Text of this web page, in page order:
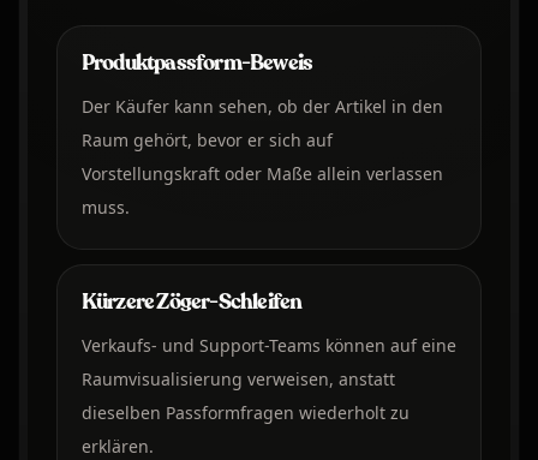
Produktpassform-Beweis
Der Käufer kann sehen, ob der Artikel in den
Raum gehört, bevor er sich auf
Vorstellungskraft oder Maße allein verlassen
muss.
Kürzere Zöger-Schleifen
Verkaufs- und Support-Teams können auf eine
Raumvisualisierung verweisen, anstatt
dieselben Passformfragen wiederholt zu
erklären.